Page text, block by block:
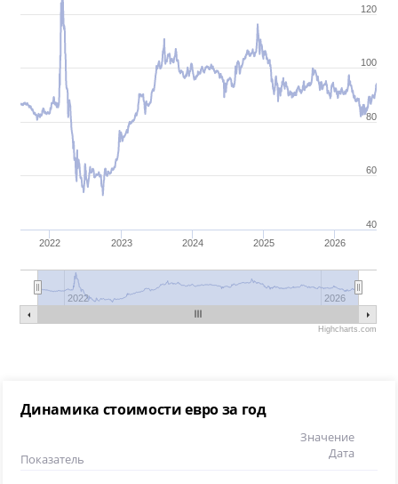
2022 2023 2024 2025 2026
2022 2026
40
60
80
100
120
Highcharts.com
Динамика стоимости евро за год
Показатель
Значение
Дата